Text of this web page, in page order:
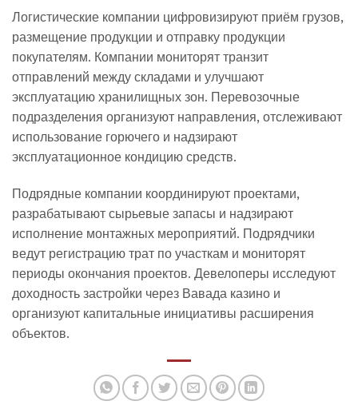
Логистические компании цифровизируют приём грузов,
размещение продукции и отправку продукции
покупателям. Компании мониторят транзит
отправлений между складами и улучшают
эксплуатацию хранилищных зон. Перевозочные
подразделения организуют направления, отслеживают
использование горючего и надзирают
эксплуатационное кондицию средств.
Подрядные компании координируют проектами,
разрабатывают сырьевые запасы и надзирают
исполнение монтажных мероприятий. Подрядчики
ведут регистрацию трат по участкам и мониторят
периоды окончания проектов. Девелоперы исследуют
доходность застройки через Вавада казино и
организуют капитальные инициативы расширения
объектов.